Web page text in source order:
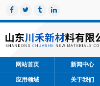
网站首页 新闻中心
应用领域 关于我们